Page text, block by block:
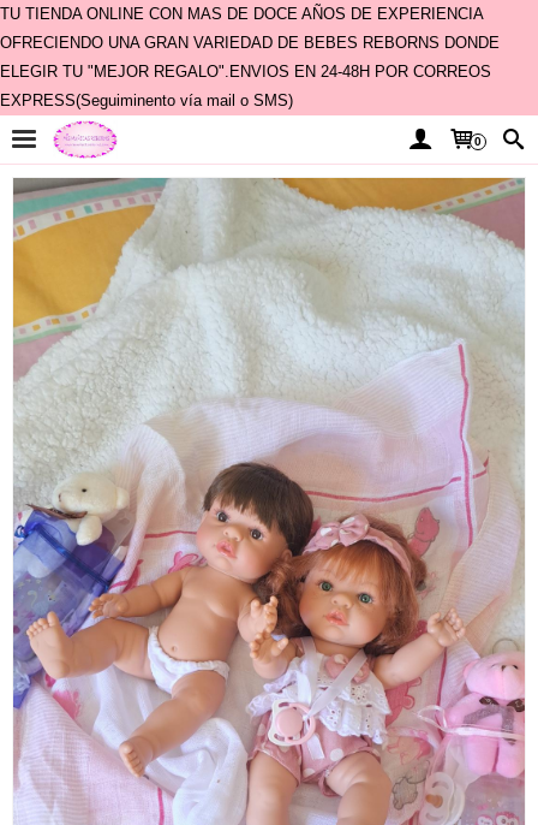
TU TIENDA ONLINE CON MAS DE DOCE AÑOS DE EXPERIENCIA
OFRECIENDO UNA GRAN VARIEDAD DE BEBES REBORNS DONDE
ELEGIR TU "MEJOR REGALO".ENVIOS EN 24-48H POR CORREOS
EXPRESS(Seguiminento vía mail o SMS)
0